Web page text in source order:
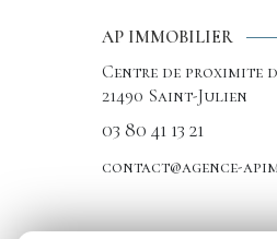
AP IMMOBILIER
Centre de proximite
21490 Saint-Julien
03 80 41 13 21
contact@agence-